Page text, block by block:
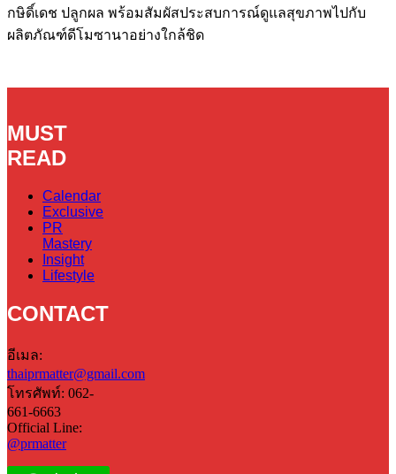
กษิดิ์เดช ปลูกผล พร้อมสัมผัสประสบการณ์ดูแลสุขภาพไปกับ
ผลิตภัณฑ์ดีโมซานาอย่างใกล้ชิด
MUST
READ
Calendar
Exclusive
PR
Mastery
Insight
Lifestyle
CONTACT
อีเมล:
thaiprmatter@gmail.com
โทรศัพท์: 062-
661-6663
Official Line:
@prmatter